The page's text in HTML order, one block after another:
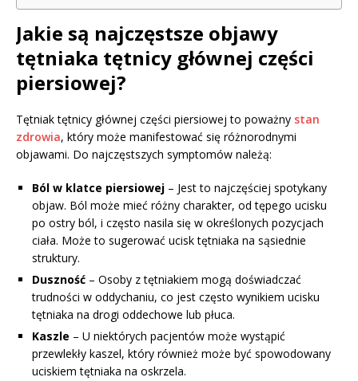
Jakie są najczęstsze objawy
tętniaka tętnicy głównej części
piersiowej?
Tętniak tętnicy głównej części piersiowej to poważny stan
zdrowia, który może manifestować się różnorodnymi
objawami. Do najczęstszych symptomów należą:
Ból w klatce piersiowej – Jest to najczęściej spotykany
objaw. Ból może mieć różny charakter, od tępego ucisku
po ostry ból, i często nasila się w określonych pozycjach
ciała. Może to sugerować ucisk tętniaka na sąsiednie
struktury.
Duszność – Osoby z tętniakiem mogą doświadczać
trudności w oddychaniu, co jest często wynikiem ucisku
tętniaka na drogi oddechowe lub płuca.
Kaszle – U niektórych pacjentów może wystąpić
przewlekły kaszel, który również może być spowodowany
uciskiem tętniaka na oskrzela.